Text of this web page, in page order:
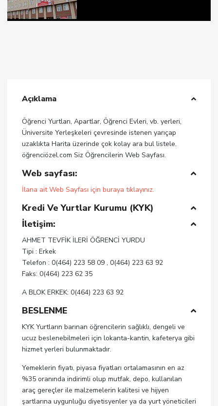
Açıklama
Öğrenci Yurtları, Apartlar, Öğrenci Evleri, vb. yerleri,
Üniversite Yerleşkeleri çevresinde istenen yarıçap
uzaklıkta Harita üzerinde çok kolay ara bul listele.
öğrenciözel.com Siz Öğrencilerin Web Sayfası.
Web sayfası:
İlana ait Web Sayfası için buraya tıklayınız.
Kredi Ve Yurtlar Kurumu (KYK)
İletişim:
AHMET TEVFİK İLERİ ÖĞRENCİ YURDU
Tipi : Erkek
Telefon : 0(464) 223 58 09 , 0(464) 223 63 92
Faks: 0(464) 223 62 35
A BLOK ERKEK: 0(464) 223 63 92
BESLENME
KYK Yurtların barınan öğrencilerin sağlıklı, dengeli ve
ucuz beslenebilmeleri için lokanta-kantin, kafeterya gibi
hizmet yerleri bulunmaktadır.
Yemeklerin fiyatı, piyasa fiyatları ortalamasının en az
%35 oranında indirimli olup mutfak, depo, kullanılan
araç gereçler ile malzemelerin kalitesi ve hijyen
şartlarına uygunluğu diyetisyenler ya da yurt yöneticileri